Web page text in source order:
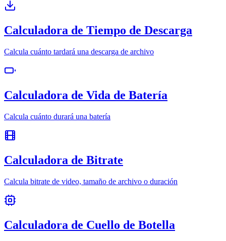
Calculadora de Tiempo de Descarga
Calcula cuánto tardará una descarga de archivo
Calculadora de Vida de Batería
Calcula cuánto durará una batería
Calculadora de Bitrate
Calcula bitrate de video, tamaño de archivo o duración
Calculadora de Cuello de Botella